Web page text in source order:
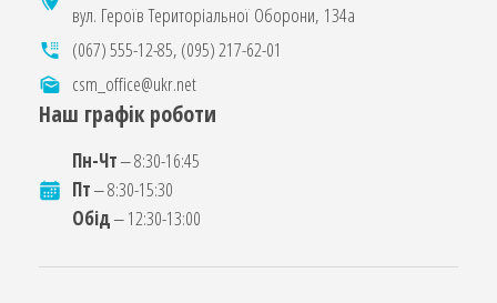
вул. Героїв Територіальної Оборони, 134а
(067) 555-12-85, (095) 217-62-01
csm_office@ukr.net
Наш графік роботи
Пн-Чт‒ 8:30-16:45
Пт‒ 8:30-15:30
Обід‒ 12:30-13:00